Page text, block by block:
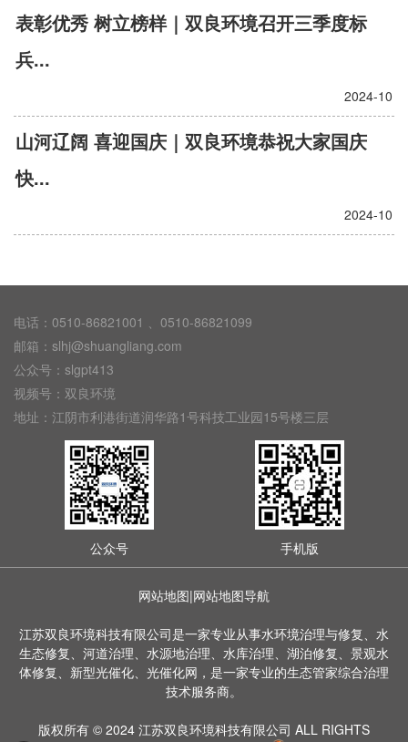
表彰优秀 树立榜样｜双良环境召开三季度标
兵...
2024-10
山河辽阔 喜迎国庆｜双良环境恭祝大家国庆
快...
2024-10
电话：0510-86821001 、0510-86821099
邮箱：slhj@shuangliang.com
公众号：slgpt413
视频号：双良环境
地址：江阴市利港街道润华路1号科技工业园15号楼三层
公众号 手机版
网站地图|网站地图导航
江苏双良环境科技有限公司是一家专业从事水环境治理与修复、水
生态修复、河道治理、水源地治理、水库治理、湖泊修复、景观水
体修复、新型光催化、光催化网，是一家专业的生态管家综合治理
技术服务商。
版权所有 © 2024 江苏双良环境科技有限公司 ALL RIGHTS